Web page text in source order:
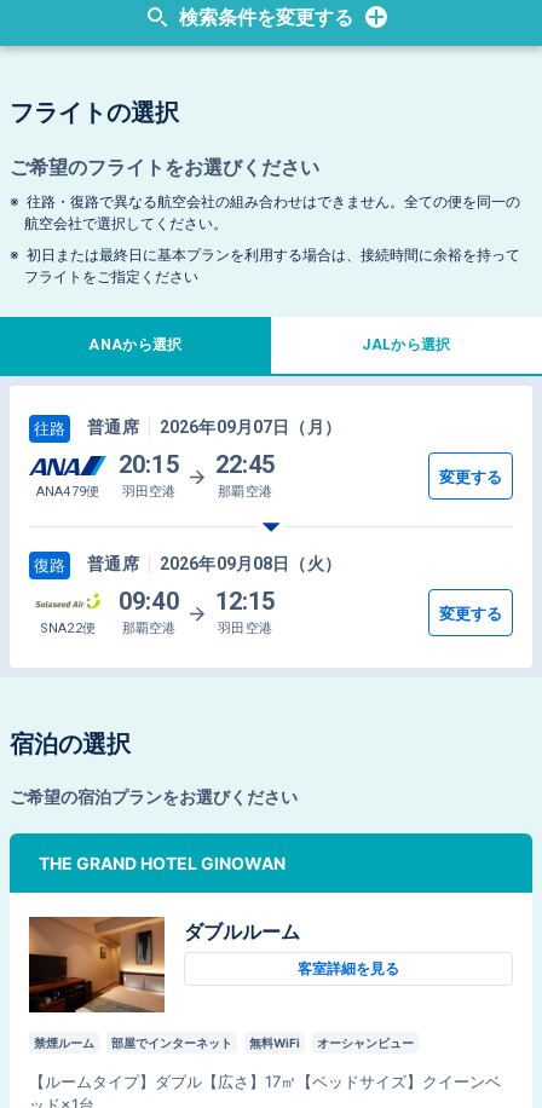
検索条件を変更する
フライトの選択
ご希望のフライトをお選びください
往路・復路で異なる航空会社の組み合わせはできません。全ての便を同一の
航空会社で選択してください。
初日または最終日に基本プランを利用する場合は、接続時間に余裕を持って
フライトをご指定ください
ANAから選択 JALから選択
往路 普通席 2026年09月07日（月）
ANA479便
20:15
羽田空港
22:45
那覇空港
変更する
復路 普通席 2026年09月08日（火）
SNA22便
09:40
那覇空港
12:15
羽田空港
変更する
宿泊の選択
ご希望の宿泊プランをお選びください
THE GRAND HOTEL GINOWAN
ダブルルーム
客室詳細を見る
禁煙ルーム 部屋でインターネット 無料WiFi オーシャンビュー
【 ルームタイプ】 ダブル 【広さ 】 17㎡ 【ベッドサイズ】 クイーンベ
ッド×1台